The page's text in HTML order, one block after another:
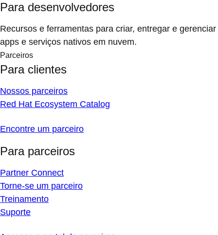
Para desenvolvedores
Recursos e ferramentas para criar, entregar e gerenciar
apps e serviços nativos em nuvem.
Parceiros
Para clientes
Nossos parceiros
Red Hat Ecosystem Catalog
Encontre um parceiro
Para parceiros
Partner Connect
Torne-se um parceiro
Treinamento
Suporte